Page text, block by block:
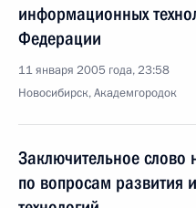
информационных
Федерации
11 января 2005 года, 23:58
Новосибирск, Академгородок
Заключительное слово
по вопросам развития